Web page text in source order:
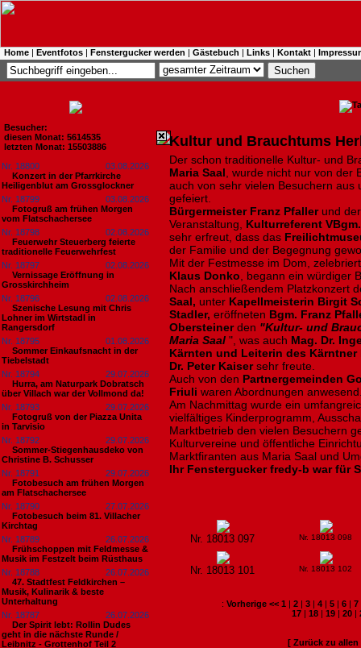
Home | Eventfotos | Fenstergucker werden | Gästebuch | Links | Kontakt |
Besucher:
diesen Monat: 5614535
letzten Monat: 15503886
Nr. 18800
03.08.2026
Konzert in der Pfarrkirche
Heiligenblut am Grossglockner
Nr. 18799
03.08.2026
Fotogruß am frühen Morgen
vom Flatschachersee
Nr. 18798
02.08.2026
Feuerwehr Steuerberg feierte
traditionelle Feuerwehrfest
Nr. 18797
02.08.2026
Vernissage Eröffnung in
Grosskirchheim
Nr. 18796
02.08.2026
Szenische Lesung mit Chris
Lohner im Wirtstadl in
Rangersdorf
Nr. 18795
01.08.2026
Sommer Einkaufsnacht in der
Tiebelstadt
Nr. 18794
29.07.2026
Hurra, am Naturpark Dobratsch
über Villach war der Vollmond da!
Nr. 18793
29.07.2026
Fotogruß von der Piazza Unita
in Tarvisio
Nr. 18792
29.07.2026
Sommer-Stiegenhausdeko von
Christine B. Schusser
Nr. 18791
29.07.2026
Fotobesuch am frühen Morgen
am Flatschachersee
Nr. 18790
27.07.2026
Fotobesuch beim 81. Villacher
Kirchtag
Nr. 18789
26.07.2026
Frühschoppen mit Feldmesse &
Musik im Festzelt beim Rüsthaus
Nr. 18788
26.07.2026
47. Stadtfest Feldkirchen –
Musik, Kulinarik & beste
Unterhaltung
Nr. 18787
26.07.2026
Der Spirit lebt: Rollin Dudes
geht in die nächste Runde /
Leibnitz - Grottenhof Teil 2
Kultur und Brauchtums
Der schon traditionelle Kultur- und
Maria Saal , wurde nicht nur von
auch von sehr vielen Besuchern
gefeiert.
Bürgermeister Franz Pfallerund
Veranstaltung, Kulturreferent
sehr erfreut, dass das
der Familie und der Begegnung
Mit der Festmesse im Dom,
Klaus Donko , begann ein würdiger
Nach anschließendem Platzkonzert
Saal, unter Kapellmeisterin Birgit
Stadler, eröffneten Bgm. Franz
Obersteinerden "Kultur- und
Maria Saal ", was auch Mag. Dr.
Kärnten und Leiterin des
Dr. Peter Kaisersehr freute.
Auch von den Partnergemeinden
Friuli waren Abordnungen
Am Nachmittag wurde ein
vielfältiges Kinderprogramm,
Marktbetrieb den vielen Besuchern
Kulturvereine und öffentliche
Marktfiranten aus Maria Saal und
Ihr Fenstergucker fredy-b war für
Nr. 18013 097 Nr. 18013 098
Nr. 18013 101 Nr. 18013 102
: Vorherige << 1 | 2 | 3 | 4 | 5 | 6 | 7
17 | 18 | 19 | 20 |
[ Zurück zu